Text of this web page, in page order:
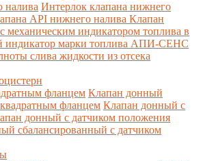
налива Интерлок клапана нижнего
API нижнего налива Клапан
механическим индикатором топлива в
марки топлива АПИ-СЕНС
слива жидкости из отсека
фланцем Клапан донный
фланцем Клапан донный с
донный с датчиком положения
сбалансированный с датчиком